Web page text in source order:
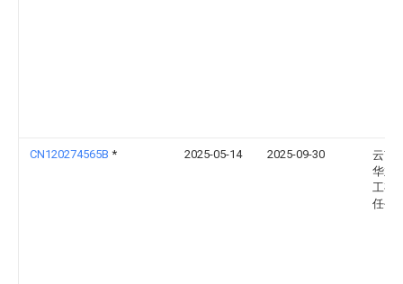
CN120274565B * 2025-05-14 2025-09-30
云南
华业
工有
任公